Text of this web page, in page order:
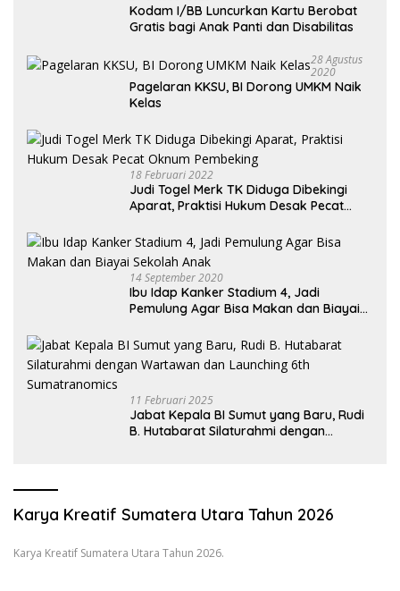
Kodam I/BB Luncurkan Kartu Berobat
Gratis bagi Anak Panti dan Disabilitas
28 Agustus
2020
Pagelaran KKSU, BI Dorong UMKM Naik
Kelas
18 Februari 2022
Judi Togel Merk TK Diduga Dibekingi
Aparat, Praktisi Hukum Desak Pecat
14 September 2020
Ibu Idap Kanker Stadium 4, Jadi
Pemulung Agar Bisa Makan dan Biayai
11 Februari 2025
Jabat Kepala BI Sumut yang Baru, Rudi
B. Hutabarat Silaturahmi dengan
Karya Kreatif Sumatera Utara Tahun 2026
Karya Kreatif Sumatera Utara Tahun 2026.